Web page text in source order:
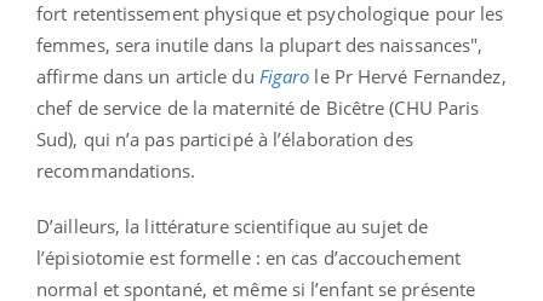
fort retentissement physique et psychologique pour les
femmes, sera inutile dans la plupart des naissances",
affirme dans un article du Figaro le Pr Hervé Fernandez,
chef de service de la maternité de Bicêtre (CHU Paris
Sud), qui n’a pas participé à l’élaboration des
recommandations.
D’ailleurs, la littérature scientifique au sujet de
l’épisiotomie est formelle : en cas d’accouchement
normal et spontané, et même si l’enfant se présente